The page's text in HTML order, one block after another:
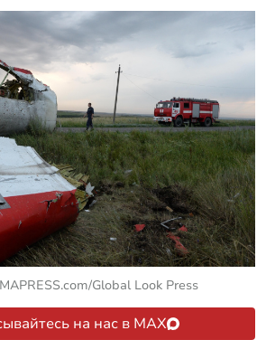
Global Look Press
на нас в MAX